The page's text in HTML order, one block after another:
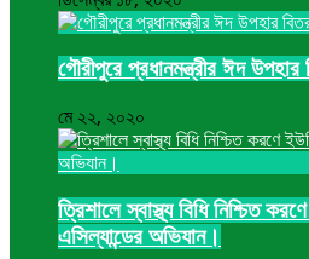
গৌরীপুরে প্রধানমন্ত্রীর ঈদ উপহার
মে ২২, ২০২০
ত্রিশালে স্বাস্থ্য বিধি নিশ্চিত
এসিল্যান্ডের অভিযান।